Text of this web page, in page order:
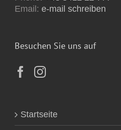
Email: e-mail schreiben
Besuchen Sie uns auf
Startseite